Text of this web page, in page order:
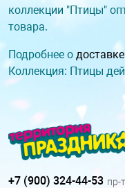
коллекции "Птицы"
товара.
Подробнее о доставке
Коллекция: Птицы
+7 (900) 324-44-53 пр-